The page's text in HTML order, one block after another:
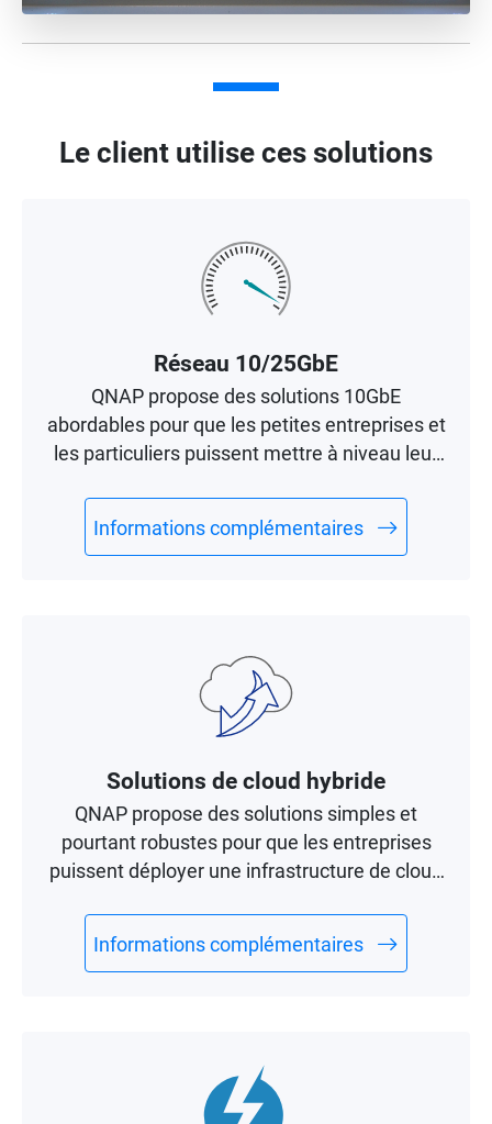
Le client utilise ces solutions
Réseau 10/25GbE
QNAP propose des solutions 10GbE
abordables pour que les petites entreprises et
les particuliers puissent mettre à niveau leur
Informations complémentaires
Solutions de cloud hybride
QNAP propose des solutions simples et
pourtant robustes pour que les entreprises
puissent déployer une infrastructure de cloud
Informations complémentaires